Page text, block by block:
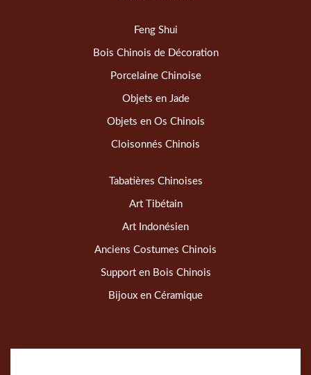
Feng Shui
Bois Chinois de Décoration
Porcelaine Chinoise
Objets en Jade
Objets en Os Chinois
Cloisonnés Chinois
Tabatières Chinoises
Art Tibétain
Art Indonésien
Anciens Costumes Chinois
Support en Bois Chinois
Bijoux en Céramique